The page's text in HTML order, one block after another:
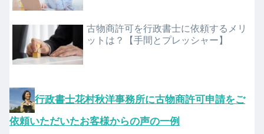
古物商許可を行政書士に依頼するメリ
ットは？【手間とプレッシャー】
行政書士花村秋洋事務所に古物商許可申請をご
依頼いただいたお客様からの声の一例